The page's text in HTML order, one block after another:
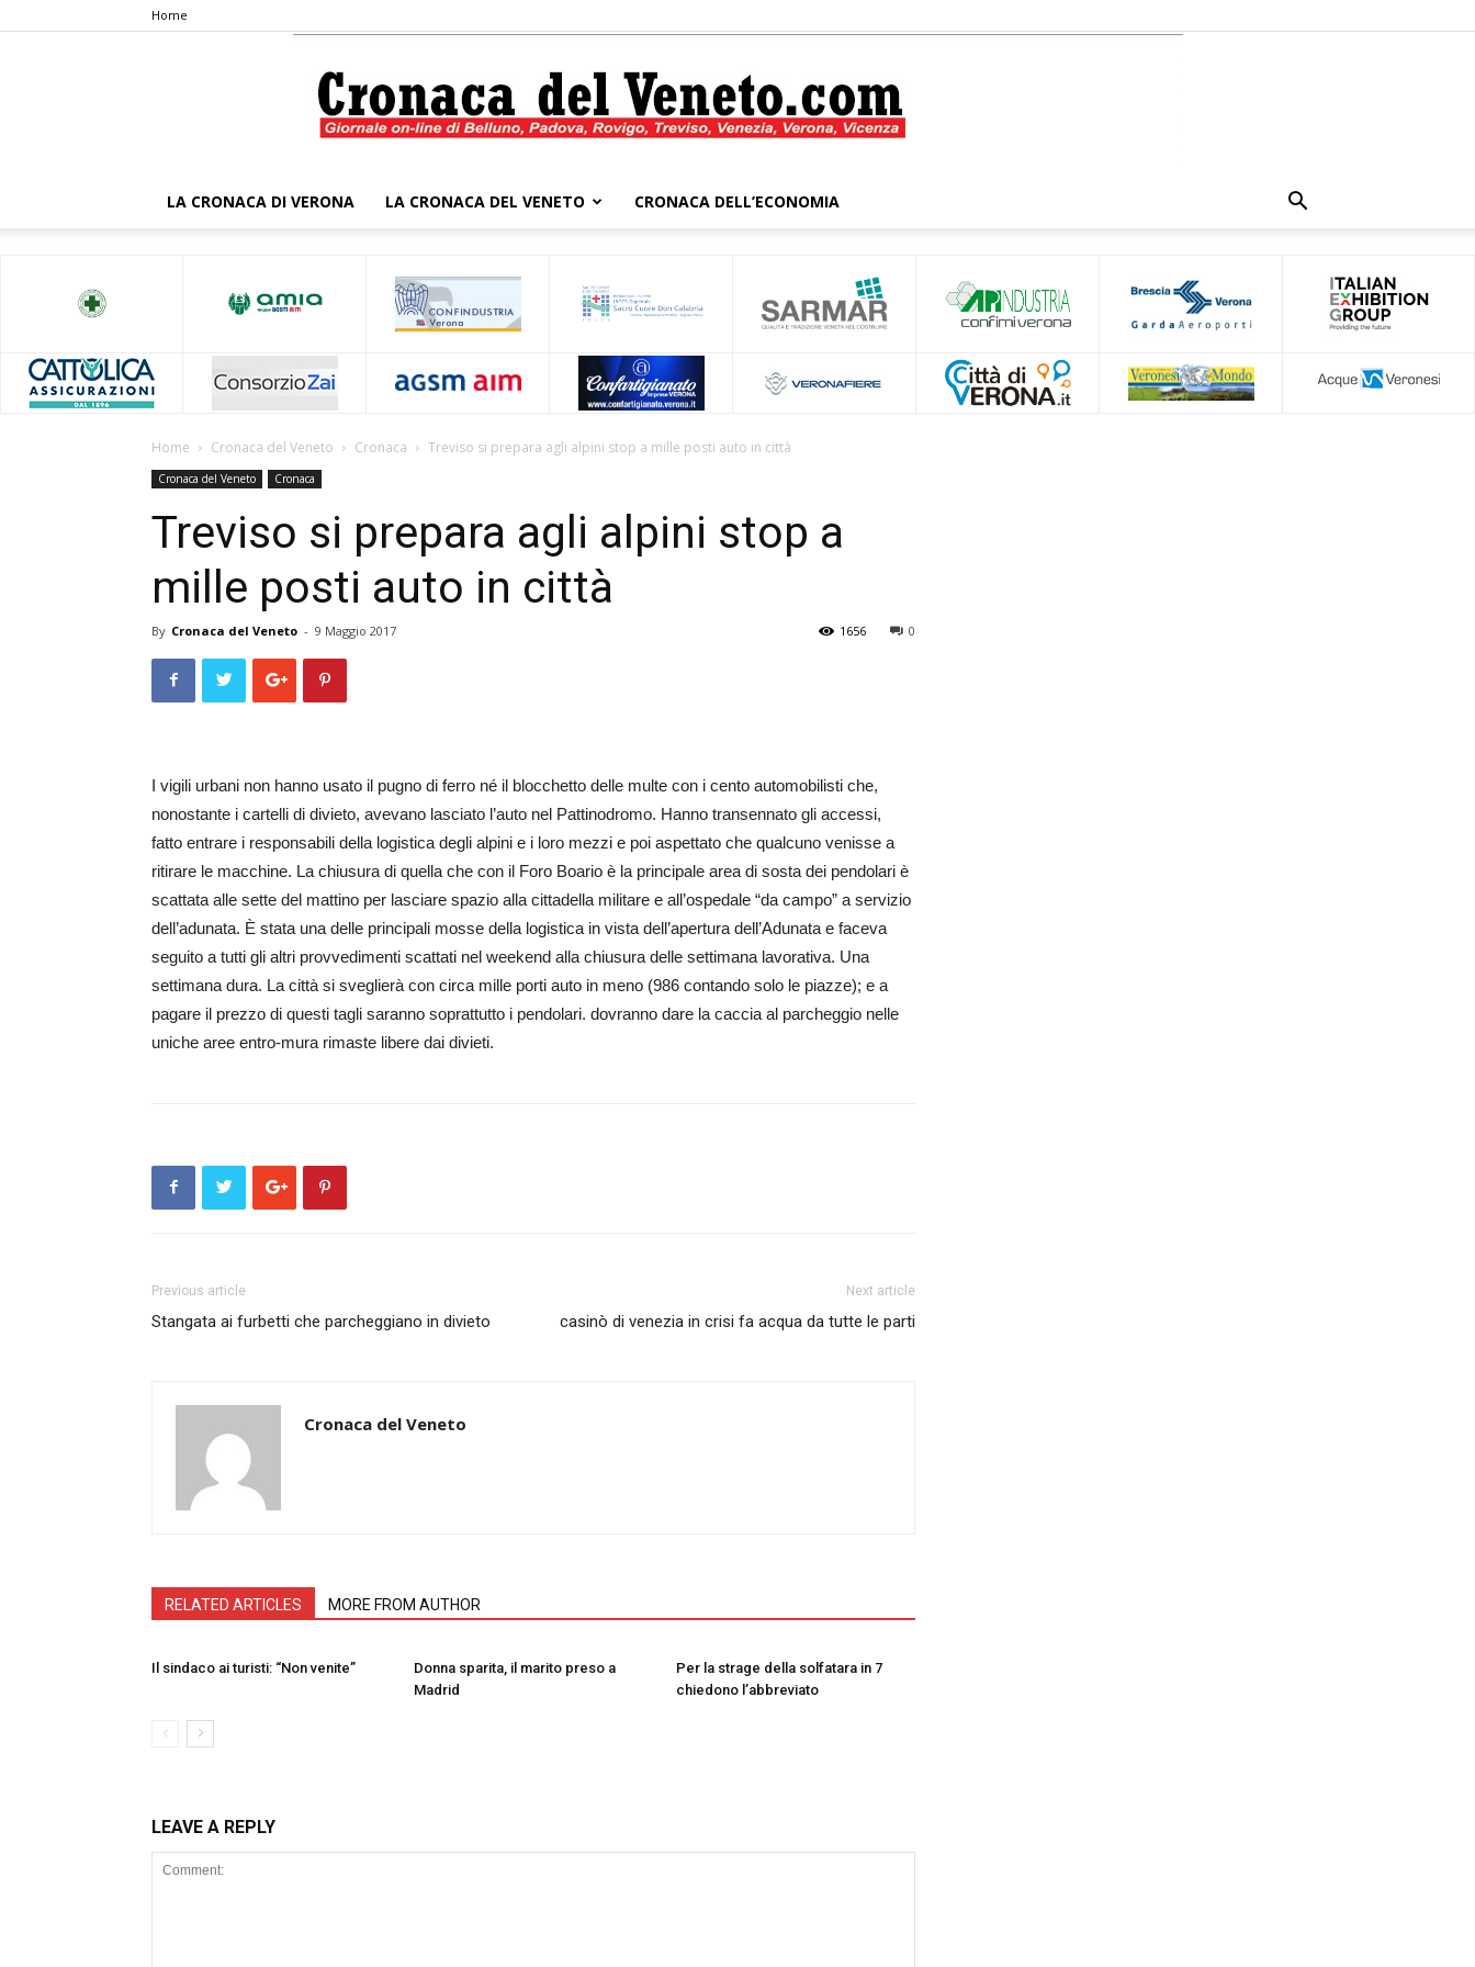
Home
Veneto
LA CRONACA DI VERONA LA CRONACA DEL VENETO CRONACA DELL’ECONOMIA
Home Cronaca del Veneto Cronaca Treviso si prepara agli alpini stop a mille posti auto in città
Cronaca del Veneto Cronaca
Treviso si prepara agli alpini stop a
mille posti auto in città
By Cronaca del Veneto - 9 Maggio 2017 0
1656
I vigili urbani non hanno usato il pugno di ferro né il blocchetto delle multe con i cento automobilisti che,
nonostante i cartelli di divieto, avevano lasciato l’auto nel Pattinodromo. Hanno transennato gli accessi,
fatto entrare i responsabili della logistica degli alpini e i loro mezzi e poi aspettato che qualcuno venisse a
ritirare le macchine. La chiusura di quella che con il Foro Boario è la principale area di sosta dei pendolari è
scattata alle sette del mattino per lasciare spazio alla cittadella militare e all’ospedale “da campo” a servizio
dell’adunata. È stata una delle principali mosse della logistica in vista dell’apertura dell’Adunata e faceva
seguito a tutti gli altri provvedimenti scattati nel weekend alla chiusura delle settimana lavorativa. Una
settimana dura. La città si sveglierà con circa mille porti auto in meno (986 contando solo le piazze); e a
pagare il prezzo di questi tagli saranno soprattutto i pendolari. dovranno dare la caccia al parcheggio nelle
uniche aree entro-mura rimaste libere dai divieti.
Previous article
Stangata ai furbetti che parcheggiano in divieto
Next article
casinò di venezia in crisi fa acqua da tutte le parti
Cronaca del Veneto
RELATED ARTICLES MORE FROM AUTHOR
Il sindaco ai turisti: “Non venite”
Donna sparita, il marito preso a
Madrid
Per la strage della solfatara in 7
chiedono l’abbreviato
LEAVE A REPLY